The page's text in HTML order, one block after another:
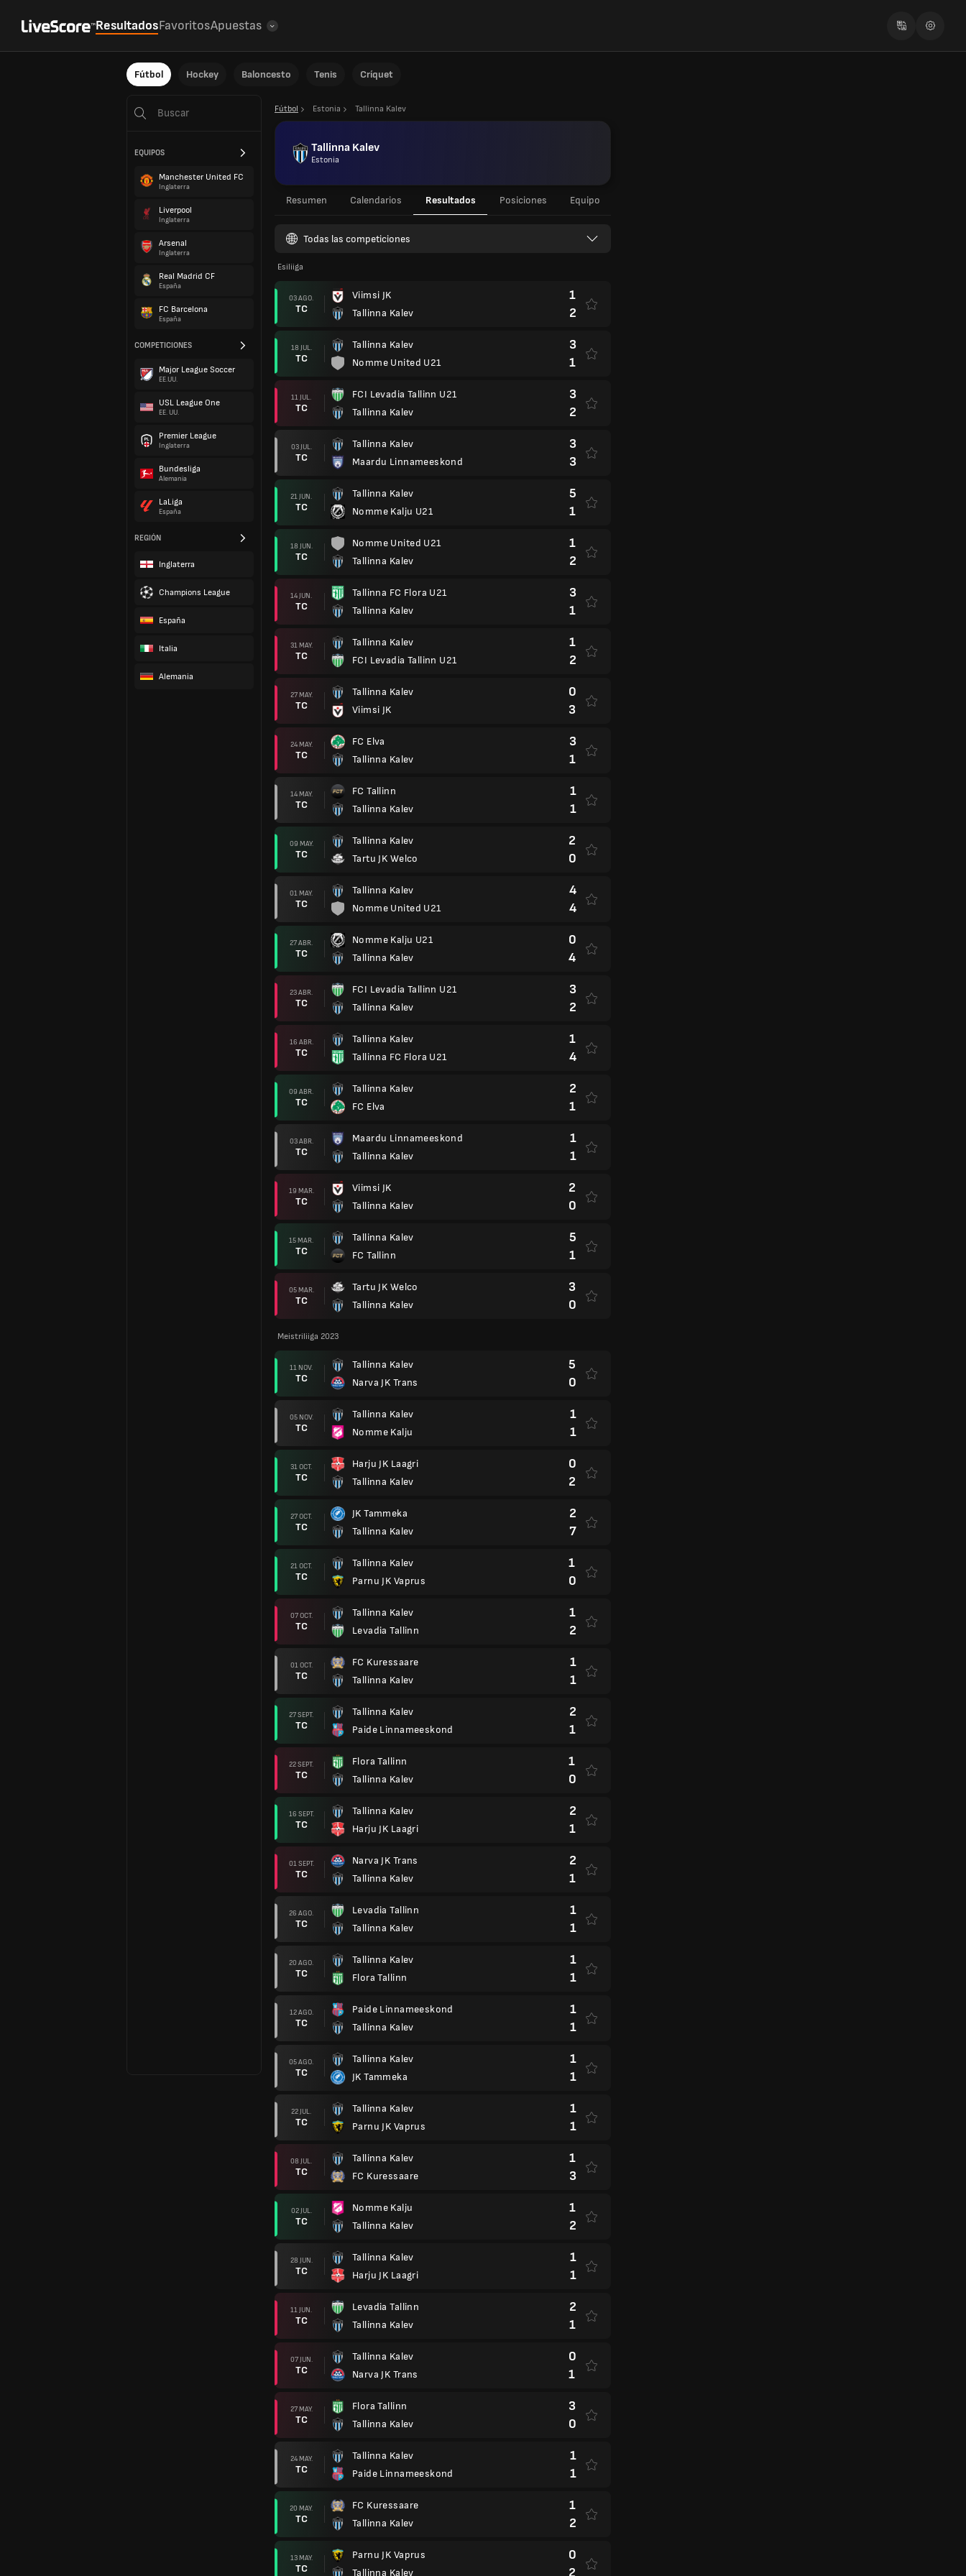
ResultadosFavoritosApuestas
Fútbol Hockey Baloncesto Tenis Críquet
EQUIPOS
Manchester United FC
Inglaterra
Liverpool
Inglaterra
Arsenal
Inglaterra
Real Madrid CF
España
FC Barcelona
España
COMPETICIONES
Major League Soccer
EE.UU.
USL League One
EE. UU.
Premier League
Inglaterra
Bundesliga
Alemania
LaLiga
España
REGIÓN
Inglaterra
Champions League
España
Italia
Alemania
Fútbol Estonia Tallinna Kalev
Tallinna Kalev
Estonia
Resumen Calendarios Resultados Posiciones Equipo
Todas las competiciones
Esiliiga
03 AGO.
TC
Viimsi JK
Tallinna Kalev
1
2
18 JUL.
TC
Tallinna Kalev
Nomme United U21
3
1
11 JUL.
TC
FCI Levadia Tallinn U21
Tallinna Kalev
3
2
03 JUL.
TC
Tallinna Kalev
Maardu Linnameeskond
3
3
21 JUN.
TC
Tallinna Kalev
Nomme Kalju U21
5
1
18 JUN.
TC
Nomme United U21
Tallinna Kalev
1
2
14 JUN.
TC
Tallinna FC Flora U21
Tallinna Kalev
3
1
31 MAY.
TC
Tallinna Kalev
FCI Levadia Tallinn U21
1
2
27 MAY.
TC
Tallinna Kalev
Viimsi JK
0
3
24 MAY.
TC
FC Elva
Tallinna Kalev
3
1
14 MAY.
TC
FC Tallinn
Tallinna Kalev
1
1
09 MAY.
TC
Tallinna Kalev
Tartu JK Welco
2
0
01 MAY.
TC
Tallinna Kalev
Nomme United U21
4
4
27 ABR.
TC
Nomme Kalju U21
Tallinna Kalev
0
4
23 ABR.
TC
FCI Levadia Tallinn U21
Tallinna Kalev
3
2
16 ABR.
TC
Tallinna Kalev
Tallinna FC Flora U21
1
4
09 ABR.
TC
Tallinna Kalev
FC Elva
2
1
03 ABR.
TC
Maardu Linnameeskond
Tallinna Kalev
1
1
19 MAR.
TC
Viimsi JK
Tallinna Kalev
2
0
15 MAR.
TC
Tallinna Kalev
FC Tallinn
5
1
05 MAR.
TC
Tartu JK Welco
Tallinna Kalev
3
0
Meistriliiga 2023
11 NOV.
TC
Tallinna Kalev
Narva JK Trans
5
0
05 NOV.
TC
Tallinna Kalev
Nomme Kalju
1
1
31 OCT.
TC
Harju JK Laagri
Tallinna Kalev
0
2
27 OCT.
TC
JK Tammeka
Tallinna Kalev
2
7
21 OCT.
TC
Tallinna Kalev
Parnu JK Vaprus
1
0
07 OCT.
TC
Tallinna Kalev
Levadia Tallinn
1
2
01 OCT.
TC
FC Kuressaare
Tallinna Kalev
1
1
27 SEPT.
TC
Tallinna Kalev
Paide Linnameeskond
2
1
22 SEPT.
TC
Flora Tallinn
Tallinna Kalev
1
0
16 SEPT.
TC
Tallinna Kalev
Harju JK Laagri
2
1
01 SEPT.
TC
Narva JK Trans
Tallinna Kalev
2
1
26 AGO.
TC
Levadia Tallinn
Tallinna Kalev
1
1
20 AGO.
TC
Tallinna Kalev
Flora Tallinn
1
1
12 AGO.
TC
Paide Linnameeskond
Tallinna Kalev
1
1
05 AGO.
TC
Tallinna Kalev
JK Tammeka
1
1
22 JUL.
TC
Tallinna Kalev
Parnu JK Vaprus
1
1
08 JUL.
TC
Tallinna Kalev
FC Kuressaare
1
3
02 JUL.
TC
Nomme Kalju
Tallinna Kalev
1
2
28 JUN.
TC
Tallinna Kalev
Harju JK Laagri
1
1
11 JUN.
TC
Levadia Tallinn
Tallinna Kalev
2
1
07 JUN.
TC
Tallinna Kalev
Narva JK Trans
0
1
27 MAY.
TC
Flora Tallinn
Tallinna Kalev
3
0
24 MAY.
TC
Tallinna Kalev
Paide Linnameeskond
1
1
20 MAY.
TC
FC Kuressaare
Tallinna Kalev
1
2
13 MAY.
TC
Parnu JK Vaprus
Tallinna Kalev
0
2